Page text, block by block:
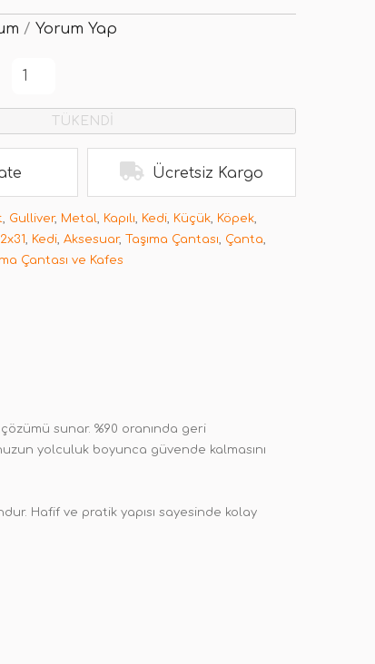
/ Yorum Yap
TÜKENDİ
Ücretsiz Kargo
, Gulliver, Metal, Kapılı, Kedi, Küçük, Köpek,
, Kedi, Aksesuar, Taşıma Çantası, Çanta,
Çantası ve Kafes
sunar. %90 oranında geri
yolculuk boyunca güvende kalmasını
Hafif ve pratik yapısı sayesinde kolay